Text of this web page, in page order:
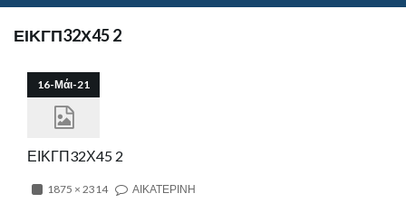
ΕΙΚΓΠ32Χ45 2
16-Μάι-21
ΕΙΚΓΠ32Χ45 2
1875 × 2314 ΑΙΚΑΤΕΡΙΝΗ